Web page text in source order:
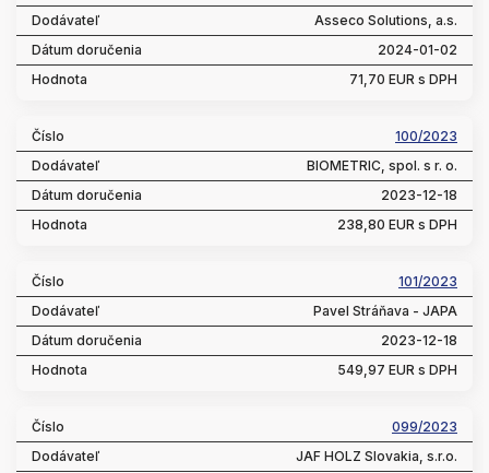
Asseco Solutions, a.s.
2024-01-02
71,70 EUR s DPH
100/2023
BIOMETRIC, spol. s r. o.
2023-12-18
238,80 EUR s DPH
101/2023
Pavel Stráňava - JAPA
2023-12-18
549,97 EUR s DPH
099/2023
JAF HOLZ Slovakia, s.r.o.